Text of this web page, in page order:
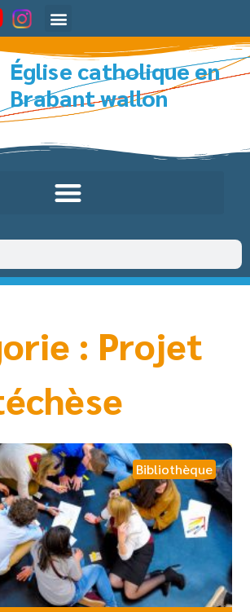
Église catholique en
Brabant wallon
: Projet
Bibliothèque